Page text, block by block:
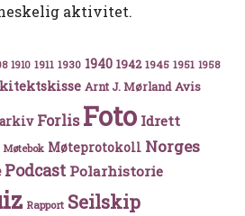
aktivitet.
1910 1911 1930 1940 1942 1945 1951 1958
Arnt J. Mørland Avis
Forlis Foto Idrett
Møtebok Møteprotokoll Norges
Podcast Polarhistorie
Rapport Seilskip